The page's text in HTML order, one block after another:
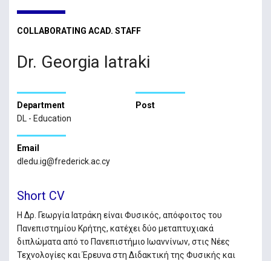
COLLABORATING ACAD. STAFF
Dr. Georgia Iatraki
Department
DL - Education
Post
Email
dledu.ig@frederick.ac.cy
Short CV
Η Δρ. Γεωργία Ιατράκη είναι Φυσικός, απόφοιτος του
Πανεπιστημίου Κρήτης, κατέχει δύο μεταπτυχιακά
διπλώματα από το Πανεπιστήμιο Ιωαννίνων, στις Νέες
Τεχνολογίες και Έρευνα στη Διδακτική της Φυσικής και